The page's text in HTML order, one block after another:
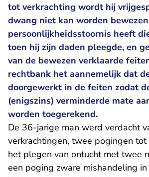
tot verkrachting wordt hij
dwang niet kan worden
persoonlijkheidsstoornis heeft
toen hij zijn daden pleegde, en
van de bewezen verklaarde
rechtbank het aannemelijk dat
doorgewerkt in de feiten zodat
(enigszins) verminderde mate
worden toegerekend.
De 36-jarige man werd verdacht
verkrachtingen, twee pogingen tot
het plegen van ontucht met twee
een poging zware mishandeling